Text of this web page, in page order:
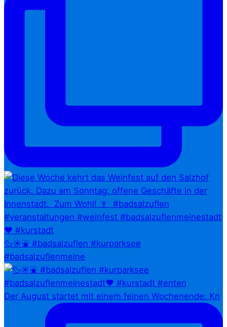
🦆☀️⛲ #badsalzuflen #kurparksee
#badsalzuflenmeine
Der August startet mit einem feinen Wochenende: Kn